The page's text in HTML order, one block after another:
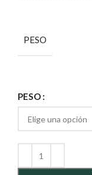
PESO
PESO